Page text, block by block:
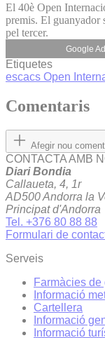
El 40è Open
premis. El guanyador
pel tercer.
Google
Etiquetes
escacs Open
Comentaris
Afegir nou
CONTACTA AMB
Diari Bondia
Callaueta, 4, 1r
AD500 Andorra la
Principat d'Andorra
Tel. +376 80 88 88
Formulari de
Serveis
Farmàcies de
Informació
Cartellera
Informació
Informació